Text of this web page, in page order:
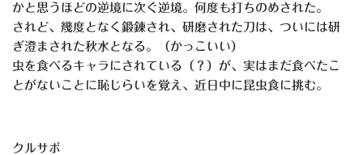
かと思うほどの逆境に次ぐ逆境。何度も打ちのめされた。
されど、幾度となく鍛錬され、研磨された刀は、ついには研
ぎ澄まされた秋水となる。（かっこいい）
虫を食べるキャラにされている（？）が、実はまだ食べたこ
とがないことに恥じらいを覚え、近日中に昆虫食に挑む。
クルサポ